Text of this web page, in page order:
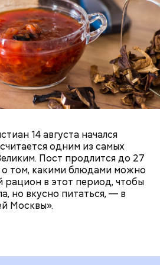
14 августа начался
одним из самых
Пост продлится до 27
о том, какими блюдами можно
рацион в этот период, чтобы
но вкусно питаться, — в
Москвы».
РЕЦЕПТЫ
предупредил о переносе
Москве и Подмосковье